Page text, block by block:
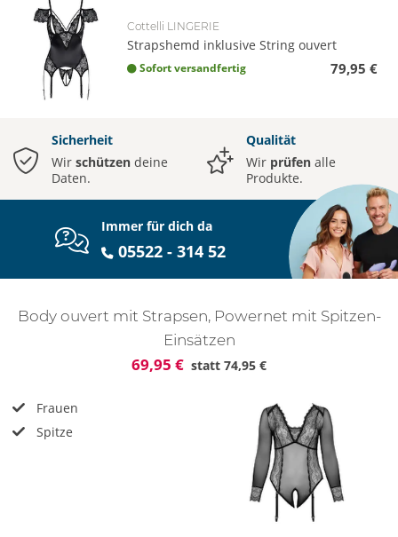
Cottelli LINGERIE
Strapshemd inklusive String ouvert
Sofort versandfertig 79,95 €
Sicherheit
Wir schützen deine
Daten.
Qualität
Wir prüfen alle
Produkte.
Immer für dich da
05522 - 314 52
Body ouvert mit Strapsen, Powernet mit Spitzen-
Einsätzen
69,95 € statt 74,95 €
Frauen
Spitze